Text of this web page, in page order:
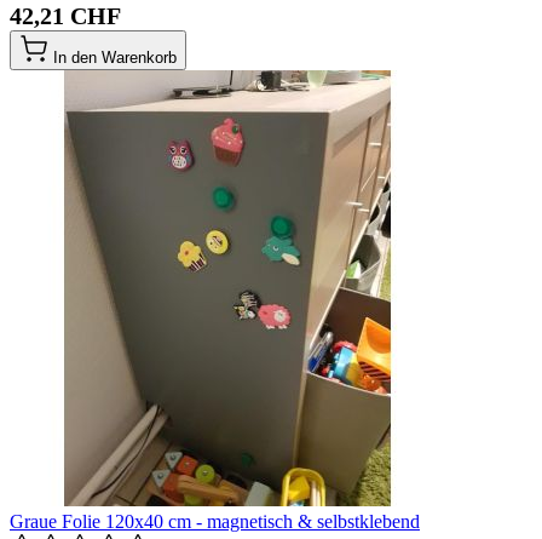
42,21 CHF
In den Warenkorb
Graue Folie 120x40 cm - magnetisch & selbstklebend